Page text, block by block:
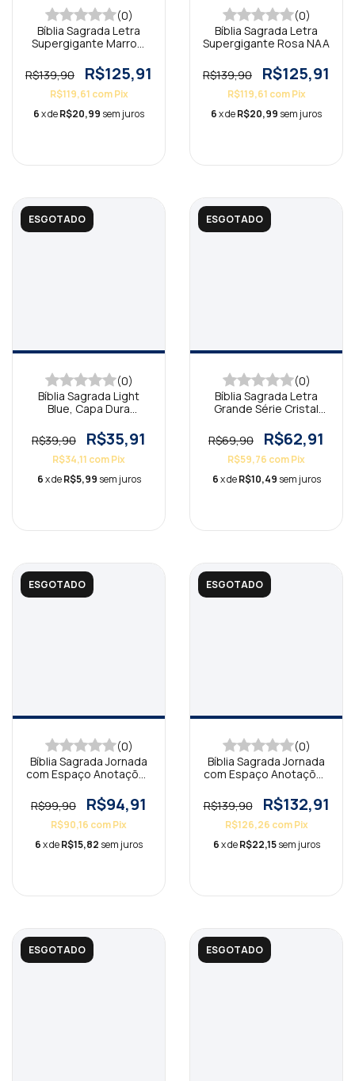
(0)
Bíblia Sagrada Letra
Supergigante Marrom
R$139,90
R$125,91
R$119,61 com Pix
6x deR$20,99 sem juros
(0)
Bíblia Sagrada Letra
Supergigante Rosa NAA
R$139,90 R$125,91
R$119,61 com Pix
6x deR$20,99 sem juros
ESGOTADO
(0)
Bíblia Sagrada Light
Blue, Capa Dura
R$39,90
R$35,91
R$34,11 comPix
6x deR$5,99 sem juros
ESGOTADO
(0)
Bíblia Sagrada Letra
Grande Série Cristal
R$69,90
R$62,91
R$59,76 comPix
6x deR$10,49 sem juros
ESGOTADO
(0)
Bíblia Sagrada Jornada
com Espaço Anotações
R$99,90
R$94,91
R$90,16 comPix
6x deR$15,82 sem juros
ESGOTADO
(0)
Bíblia Sagrada Jornada
com Espaço Anotações
R$139,90
R$132,91
R$126,26 com Pix
6x deR$22,15 sem juros
ESGOTADO ESGOTADO